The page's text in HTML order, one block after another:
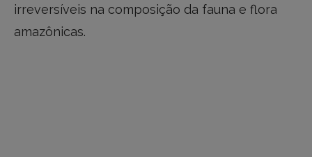
irreversíveis na composição da fauna e flora
amazônicas.